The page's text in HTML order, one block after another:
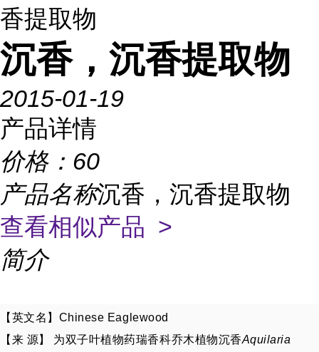
香提取物
沉香，沉香提取物
2015-01-19
产品详情
价格： 60
产品名称沉香，沉香提取物
查看相似产品 >
简介
【英文名 】Chinese Eaglewood
【来 源】 为双子叶植物药瑞香科乔木植物沉香Aquilaria